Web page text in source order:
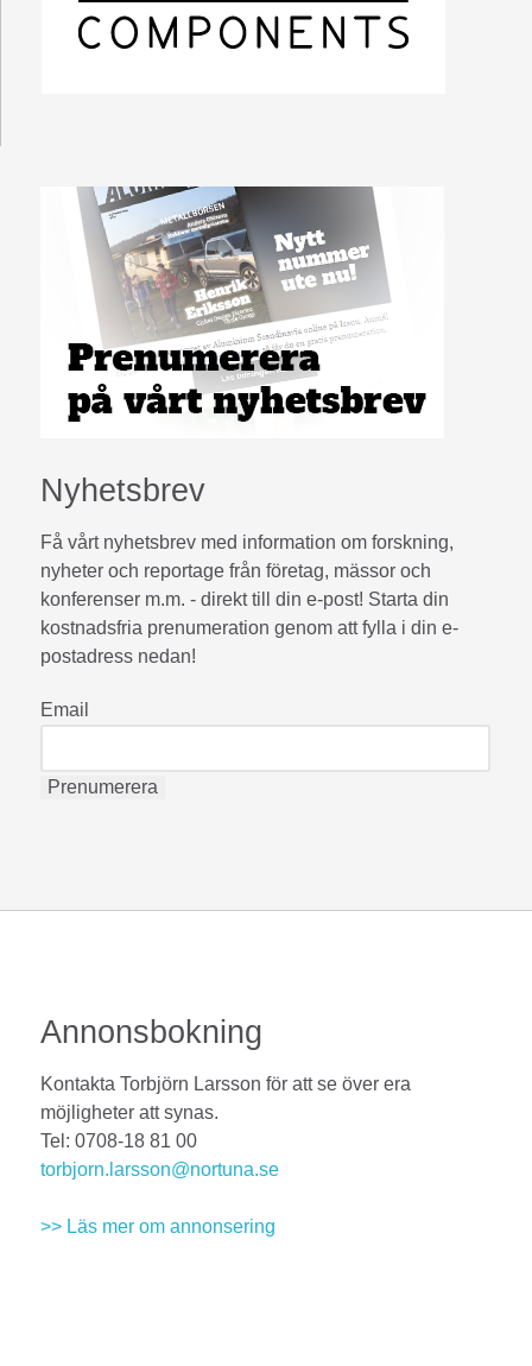
Nyhetsbrev
Få vårt nyhetsbrev med information om forskning,
nyheter och reportage från företag, mässor och
konferenser m.m. - direkt till din e-post! Starta din
kostnadsfria prenumeration genom att fylla i din e-
postadress nedan!
Email
Annonsbokning
Kontakta Torbjörn Larsson för att se över era
möjligheter att synas.
Tel: 0708-18 81 00
torbjorn.larsson@nortuna.se
>> Läs mer om annonsering